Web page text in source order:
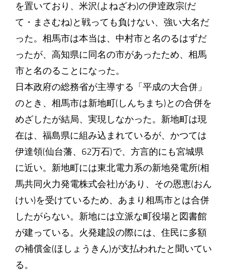
を置いており、米沢(よねざわ)の伊逹政宗(だ
て・まさむね)と戦っても負けない、強い大名だ
った。相馬市は本当は、中村市と名のるはずだ
ったが、高知県に同名の市があったため、相馬
市と名のることになった。
日本政府の総務省が主導する「平成の大合併」
のとき、相馬市は新地町(しんちまち)との合併を
めざしたが結局、実現しなかった。新地町は現
在は、福島県に組み込まれているが、かつては
伊達領(仙台藩、62万石)で、方言的にも宮城県
に近い。新地町には東北電力系の新地発電所(相
馬共同火力発電株式会社)があり、その恩恵(おん
けい)を受けているため、あまり相馬市とは合併
したがらない。新地には立派な町役場と図書館
が建っている。火発建設の際には、住民に多額
の補償金(ほしょうきん)が支払われたと聞いてい
る。